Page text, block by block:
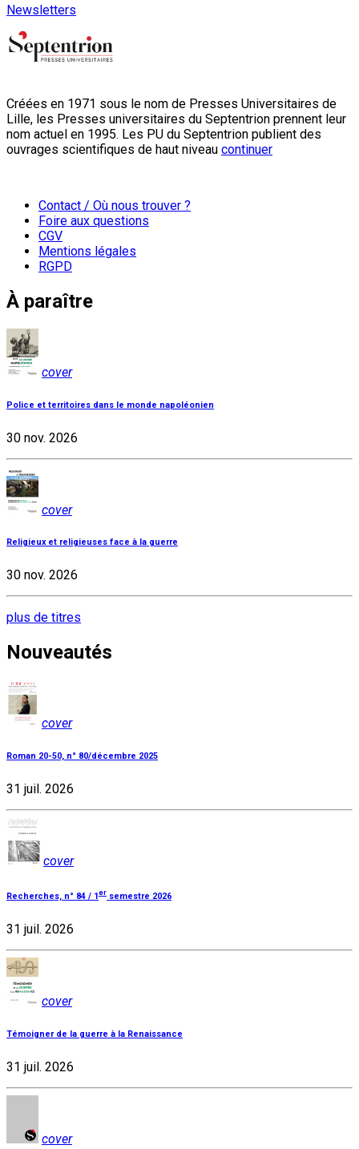
Newsletters
Créées en 1971 sous le nom de Presses Universitaires de
Lille, les Presses universitaires du Septentrion prennent leur
nom actuel en 1995. Les PU du Septentrion publient des
ouvrages scientifiques de haut niveau continuer
Contact / Où nous trouver ?
Foire aux questions
CGV
Mentions légales
RGPD
À paraître
cover
Police et territoires dans le monde napoléonien
30 nov. 2026
cover
Religieux et religieuses face à la guerre
30 nov. 2026
plus de titres
Nouveautés
cover
Roman 20-50, n° 80/décembre 2025
31 juil. 2026
cover
Recherches, n° 84 / 1er semestre 2026
31 juil. 2026
cover
Témoigner de la guerre à la Renaissance
31 juil. 2026
cover